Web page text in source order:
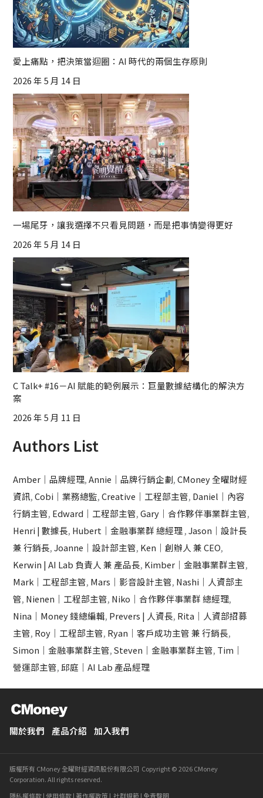
愛上痛點，把決策當迴圈：AI 時代的兩個生存原則
2026 年 5 月 14 日
一場尾牙，讓我選擇不只看見問題，而是把事情變得更好
2026 年 5 月 14 日
C Talk+ #16－AI 賦能的範例展示：巨量數據結構化的解決方
案
2026 年 5 月 11 日
Authors List
Amber｜品牌經理,Annie｜品牌行銷企劃,CMoney 全曜財經
資訊,Cobi｜業務總監,Creative｜工程部主管, Daniel｜內容
行銷主管, Edward｜工程部主管,Gary｜合作夥伴事業群主管,
Henri | 數據長, Hubert｜金融事業群 總經理,Jason｜設計長
兼 行銷長,Joanne｜設計部主管, Ken｜創辦人 兼 CEO,
Kerwin | AI Lab 負責人 兼 產品長, Kimber｜金融事業群主管,
Mark｜工程部主管, Mars｜影音設計主管, Nashi｜人資部主
管, Nienen｜工程部主管, Niko｜合作夥伴事業群 總經理,
Nina｜Money 錢總編輯, Prevers | 人資長, Rita｜人資部招募
主管, Roy｜工程部主管, Ryan｜客戶成功主管 兼 行銷長,
Simon｜金融事業群主管,Steven｜金融事業群主管, Tim｜
營運部主管,邱庭｜AI Lab 產品經理
關於我們 產品介紹 加入我們
版權所有 CMoney 全曜財經資訊股份有限公司 Copyright © 2026 CMoney
Corporation. All rights reserved.
隱私權條款|使用條款| 著作權政策| 社群規範 | 免責聲明